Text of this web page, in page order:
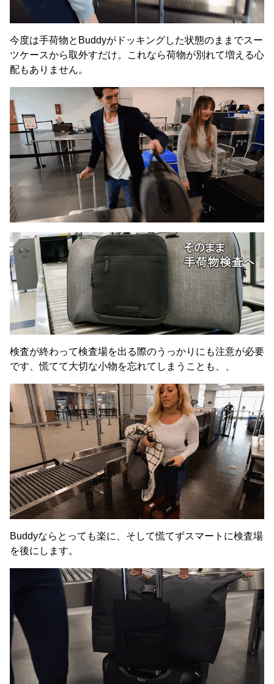
今度は手荷物とBuddyがドッキングした状態のままでスー
ツケースから取外すだけ。これなら荷物が別れて増える心
配もありません。
検査が終わって検査場を出る際のうっかりにも注意が必要
です、慌てて大切な小物を忘れてしまうことも、、
Buddyならとっても楽に、そして慌てずスマートに検査場
を後にします。